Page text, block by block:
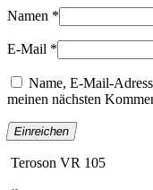
Namen *
E-Mail *
Name, E-Mail-
meinen nächsten
Teroson VR 105